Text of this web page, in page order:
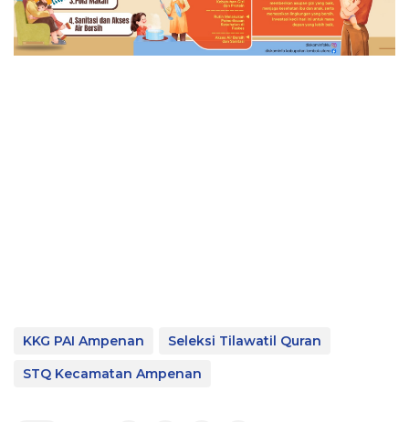
KKG PAI Ampenan
Seleksi Tilawatil Quran
STQ Kecamatan Ampenan